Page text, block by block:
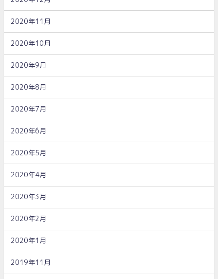
2020年11月
2020年10月
2020年9月
2020年8月
2020年7月
2020年6月
2020年5月
2020年4月
2020年3月
2020年2月
2020年1月
2019年11月